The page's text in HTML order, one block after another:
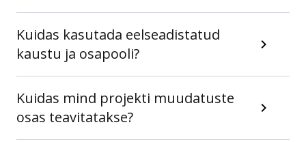
Kuidas kasutada eelseadistatud
kaustu ja osapooli?
Kuidas mind projekti muudatuste
osas teavitatakse?